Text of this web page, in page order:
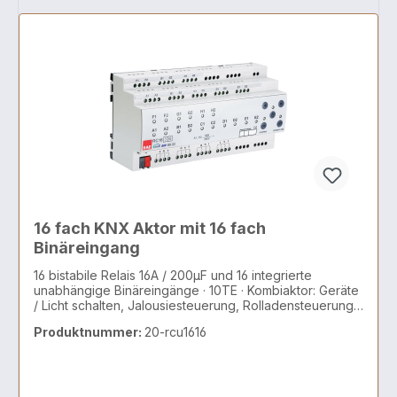
16 fach KNX Aktor mit 16 fach
Binäreingang
16 bistabile Relais 16A / 200µF und 16 integrierte
unabhängige Binäreingänge · 10TE · Kombiaktor: Geräte
/ Licht schalten, Jalousiesteuerung, Rolladensteuerung,
Produktnummer: 20-rcu1616